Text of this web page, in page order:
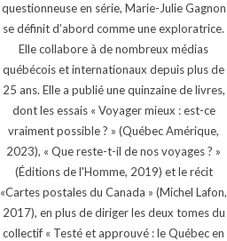
questionneuse en série, Marie-Julie Gagnon
se définit d’abord comme une exploratrice.
Elle collabore à de nombreux médias
québécois et internationaux depuis plus de
25 ans. Elle a publié une quinzaine de livres,
dont les essais « Voyager mieux : est-ce
vraiment possible ? » (Québec Amérique,
2023), « Que reste-t-il de nos voyages ? »
(Éditions de l'Homme, 2019) et le récit
«Cartes postales du Canada » (Michel Lafon,
2017), en plus de diriger les deux tomes du
collectif « Testé et approuvé : le Québec en